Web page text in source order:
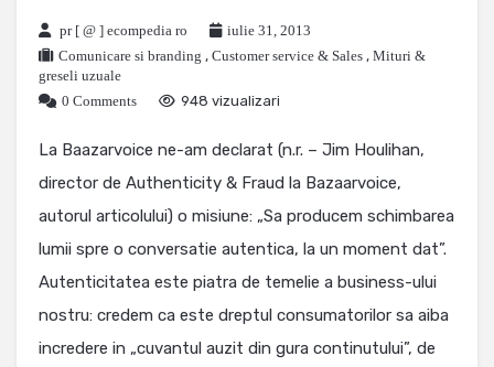
pr [ @ ] ecompedia ro
iulie 31, 2013
Comunicare si branding , Customer service & Sales , Mituri &
greseli uzuale
0 Comments
948 vizualizari
La Baazarvoice ne-am declarat (n.r. – Jim Houlihan,
director de Authenticity & Fraud la Bazaarvoice,
autorul articolului) o misiune: „Sa producem schimbarea
lumii spre o conversatie autentica, la un moment dat”.
Autenticitatea este piatra de temelie a business-ului
nostru: credem ca este dreptul consumatorilor sa aiba
incredere in „cuvantul auzit din gura continutului”, de